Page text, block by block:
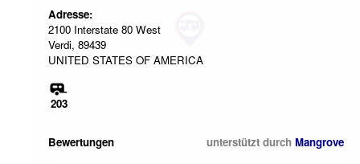
Adresse:
2100 Interstate 80 West
Verdi, 89439
UNITED STATES OF AMERICA
203
Bewertungen unterstützt durch Mangrove